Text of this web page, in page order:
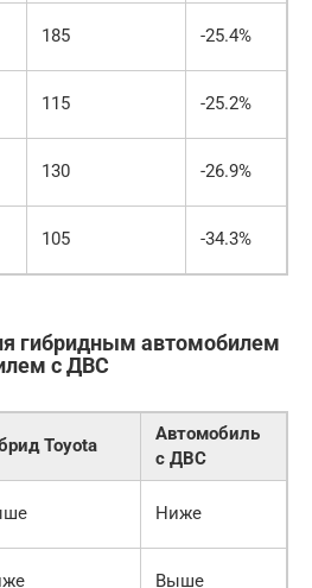
185 -25.4%
115 -25.2%
130 -26.9%
105 -34.3%
гибридным автомобилем
с ДВС
Toyota
Автомобиль
с ДВС
Ниже
Выше